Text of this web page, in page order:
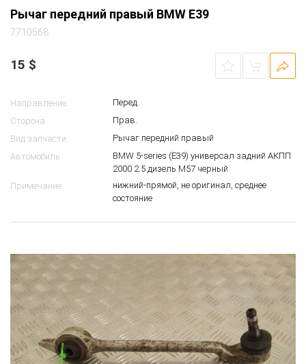
Рычаг передний правый BMW E39
7710568
15 $
Направление
Перед.
Сторона
Прав.
Вид запчасти
Рычаг передний правый
Автомобиль
BMW 5-series (E39) универсал задний АКПП
2000 2.5 дизель M57 черный
Примечание
нижний-прямой, не оригинал, среднее
состояние